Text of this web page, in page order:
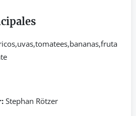
Stephan Rötzer